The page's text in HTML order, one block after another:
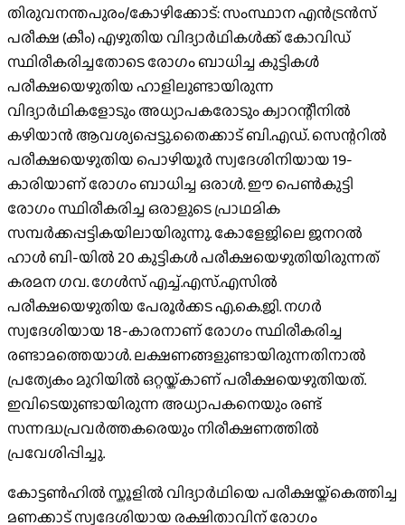
തിരുവനന്തപുരം/കോഴിക്കോട്: സംസ്ഥാന എൻട്രൻസ്
പരീക്ഷ (കീം) എഴുതിയ വിദ്യാർഥികൾക്ക് കോവിഡ്
സ്ഥിരീകരിച്ചതോടെ രോഗം ബാധിച്ച കുട്ടികൾ
പരീക്ഷയെഴുതിയ ഹാളിലുണ്ടായിരുന്ന
വിദ്യാർഥികളോടും അധ്യാപകരോടും ക്വാറന്റീനിൽ
കഴിയാൻ ആവശ്യപ്പെട്ടു.തൈക്കാട് ബി.എഡ്. സെന്ററിൽ
പരീക്ഷയെഴുതിയ പൊഴിയൂർ സ്വദേശിനിയായ 19-
കാരിയാണ് രോഗം ബാധിച്ച ഒരാൾ. ഈ പെൺകുട്ടി
രോഗം സ്ഥിരീകരിച്ച ഒരാളുടെ പ്രാഥമിക
സമ്പർക്കപ്പട്ടികയിലായിരുന്നു. കോളേജിലെ ജനറൽ
ഹാൾ ബി-യിൽ 20 കുട്ടികൾ പരീക്ഷയെഴുതിയിരുന്നത്
കരമന ഗവ. ഗേൾസ് എച്ച്.എസ്.എസിൽ
പരീക്ഷയെഴുതിയ പേരൂർക്കട എ.കെ.ജി. നഗർ
സ്വദേശിയായ 18-കാരനാണ് രോഗം സ്ഥിരീകരിച്ച
രണ്ടാമത്തെയാൾ. ലക്ഷണങ്ങളുണ്ടായിരുന്നതിനാൽ
പ്രത്യേകം മുറിയിൽ ഒറ്റയ്ക്കാണ് പരീക്ഷയെഴുതിയത്.
ഇവിടെയുണ്ടായിരുന്ന അധ്യാപകനെയും രണ്ട്
സന്നദ്ധപ്രവർത്തകരെയും നിരീക്ഷണത്തിൽ
പ്രവേശിപ്പിച്ചു.
കോട്ടൺഹിൽ സ്കൂളിൽ വിദ്യാർഥിയെ പരീക്ഷയ്ക്കെത്തിച്ച
മണക്കാട് സ്വദേശിയായ രക്ഷിതാവിന് രോഗം